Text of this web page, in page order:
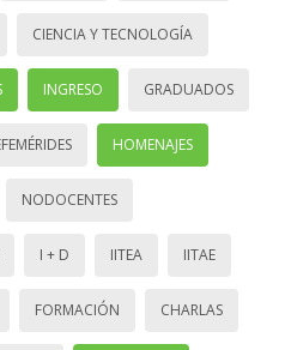
CIENCIA Y TECNOLOGÍA
INGRESO GRADUADOS
HOMENAJES
NODOCENTES
I + D IITEA IITAE
FORMACIÓN CHARLAS